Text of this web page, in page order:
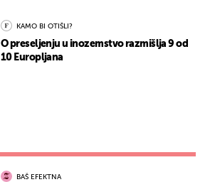
KAMO BI OTIŠLI?
O preseljenju u inozemstvo razmišlja 9 od
10 Europljana
BAŠ EFEKTNA